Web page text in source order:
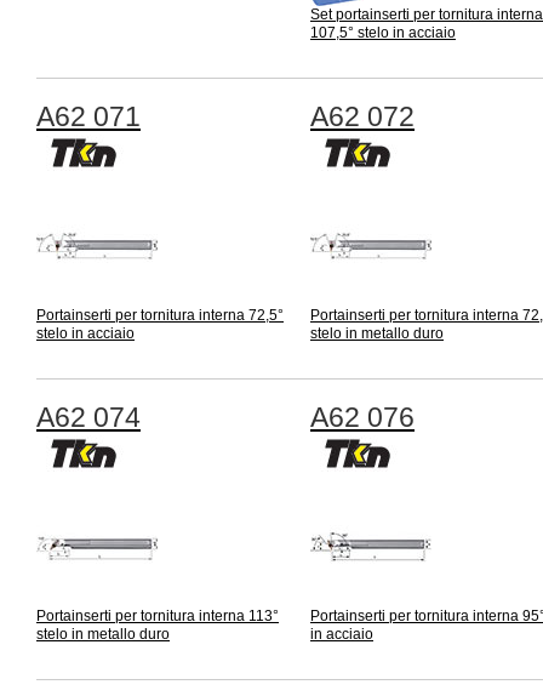
Set portainserti per tornitura interna
107,5° stelo in acciaio
A62 071
Portainserti per tornitura interna 72,5°
stelo in acciaio
A62 072
Portainserti per tornitura interna
stelo in metallo duro
A62 074
Portainserti per tornitura interna 113°
stelo in metallo duro
A62 076
Portainserti per tornitura interna
in acciaio